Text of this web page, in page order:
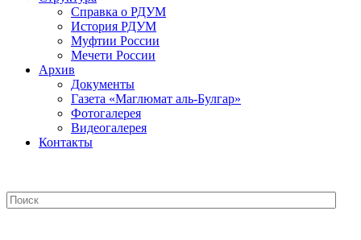
Справка о РДУМ
История РДУМ
Муфтии России
Мечети России
Архив
Документы
Газета «Маглюмат аль-Булгар»
Фотогалерея
Видеогалерея
Контакты